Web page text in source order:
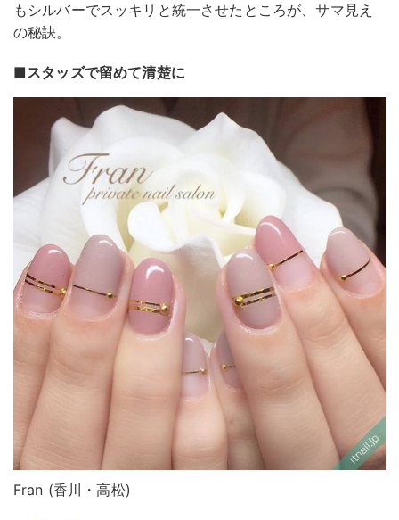
もシルバーでスッキリと統一させたところが、サマ見え
の秘訣。
■スタッズで留めて清楚に
Fran (香川・高松)